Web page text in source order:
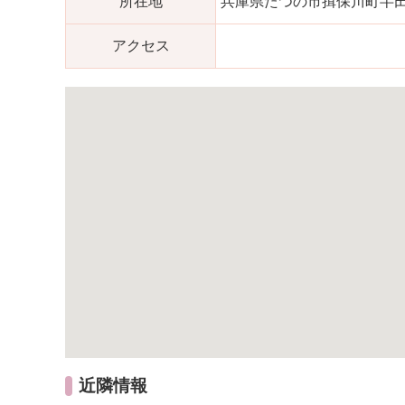
アクセス
近隣情報